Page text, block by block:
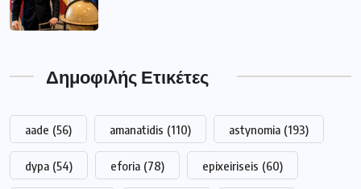
Δημοφιλής Ετικέτες
aade (56) amanatidis (110) astynomia (193)
dypa (54) eforia (78) epixeiriseis (60)